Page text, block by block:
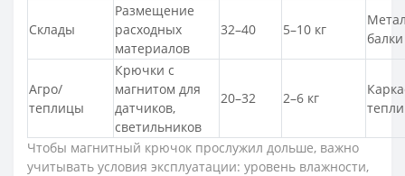
Склады
Размещение
расходных
материалов
32–40 5–10 кг
балки
Агро/
теплицы
Крючки с
магнитом для
датчиков,
светильников
20–32 2–6 кг
Чтобы магнитный крючок прослужил дольше, важно
учитывать условия эксплуатации: уровень влажности,